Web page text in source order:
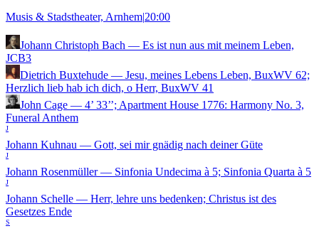
Musis & Stadstheater, Arnhem|20:00
Johann Christoph Bach — Es ist nun aus mit meinem Leben,
JCB3
Dietrich Buxtehude — Jesu, meines Lebens Leben, BuxWV 62;
Herzlich lieb hab ich dich, o Herr, BuxWV 41
John Cage — 4’ 33’’; Apartment House 1776: Harmony No. 3,
Funeral Anthem
J
Johann Kuhnau — Gott, sei mir gnädig nach deiner Güte
J
Johann Rosenmüller— Sinfonia Undecima à 5; Sinfonia Quarta à 5
J
Johann Schelle — Herr, lehre uns bedenken; Christus ist des
Gesetzes Ende
S